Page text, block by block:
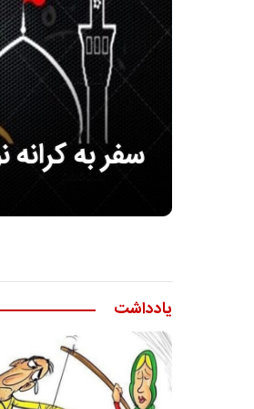
سفر به
یادداشت